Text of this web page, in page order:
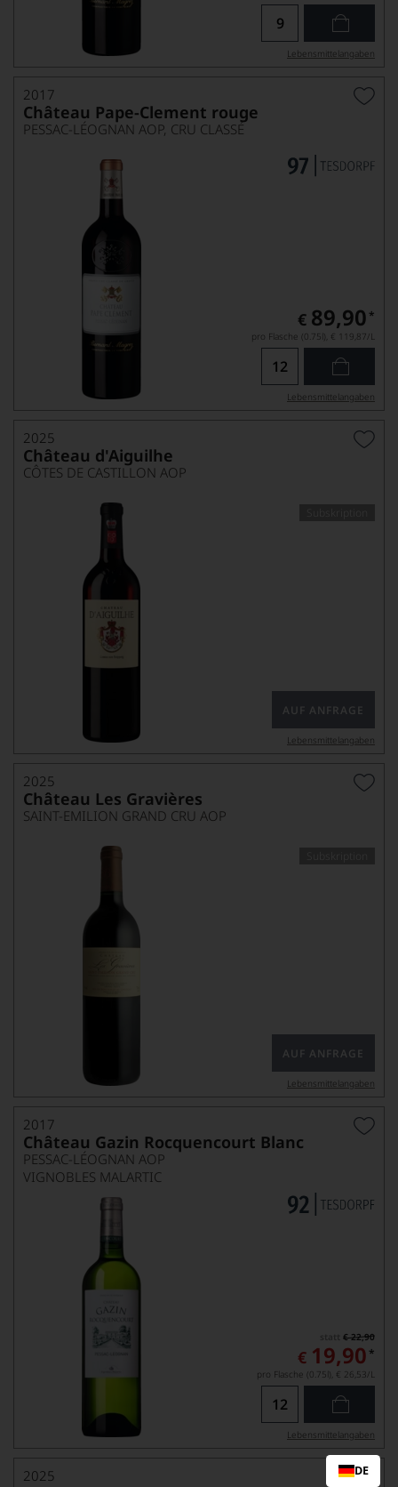
Lebensmittel­angaben
2017
Château Pape-Clement rouge
PESSAC-LÉOGNAN AOP, CRU CLASSÉ
€ 89,90 *
pro Flasche (0.75l), € 119,87/L
Lebensmittel­angaben
2025
Château d'Aiguilhe
CÔTES DE CASTILLON AOP
AUF ANFRAGE
Lebensmittel­angaben
2025
Château Les Gravières
SAINT-EMILION GRAND CRU AOP
AUF ANFRAGE
Lebensmittel­angaben
2017
Château Gazin Rocquencourt Blanc
PESSAC-LÉOGNAN AOP
VIGNOBLES MALARTIC
€ 22,90
€ 19,90 *
pro Flasche (0.75l), € 26,53/L
Lebensmittel­angaben
2025 DE